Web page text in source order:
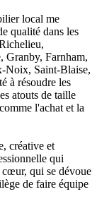
local me
qualité dans les
Granby, Farnham,
Noix, Saint-Blaise,
à résoudre les
atouts de taille
l'achat et la
créative et
qui
cœur, qui se dévoue
de faire équipe